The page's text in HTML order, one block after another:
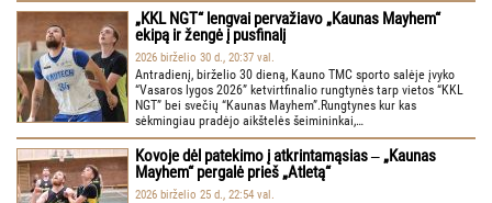
„KKL NGT“ lengvai pervažiavo „Kaunas Mayhem“
ekipą ir žengė į pusfinalį
2026 birželio 30 d., 20:37 val.
Antradienį, birželio 30 dieną, Kauno TMC sporto salėje įvyko
“Vasaros lygos 2026” ketvirtfinalio rungtynės tarp vietos “KKL
NGT” bei svečių “Kaunas Mayhem”.Rungtynes kur kas
sėkmingiau pradėjo aikštelės šeimininkai,…
Kovoje dėl patekimo į atkrintamąsias ‒ „Kaunas
Mayhem“ pergalė prieš „Atletą“
2026 birželio 25 d., 22:54 val.